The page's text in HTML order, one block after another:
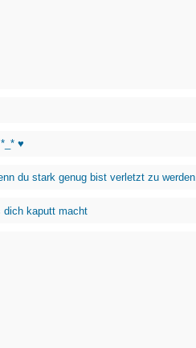
♥
du stark genug bist verletzt zu werden.
dich kaputt macht